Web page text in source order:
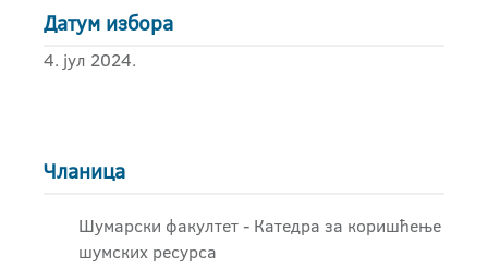
Датум избора
4. јул 2024.
Чланица
Шумарски факултет - Катедра за коришћење
шумских ресурса